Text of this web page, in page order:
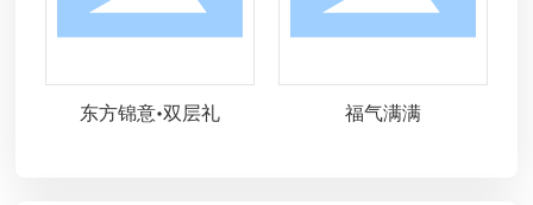
东方锦意•双层礼 福气满满